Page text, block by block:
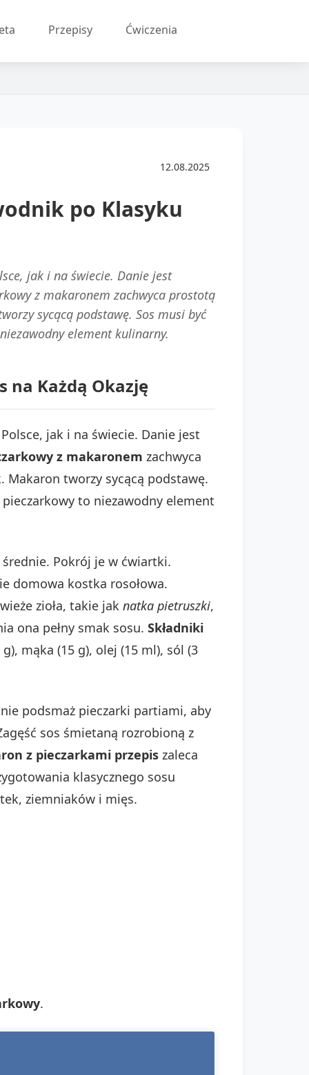
Przepisy Ćwiczenia
12.08.2025
po Klasyku
jak i na świecie. Danie jest
z makaronem zachwyca prostotą
sycącą podstawę. Sos musi być
element kulinarny.
na Każdą Okazję
jak i na świecie. Danie jest
z makaronem zachwyca
Makaron tworzy sycącą podstawę.
to niezawodny element
Pokrój je w ćwiartki.
domowa kostka rosołowa.
zioła, takie jak natka pietruszki,
ona pełny smak sosu. Składniki
mąka (15 g), olej (15 ml), sól (3
podsmaż pieczarki partiami, aby
sos śmietaną rozrobioną z
z pieczarkami przepis zaleca
klasycznego sosu
ziemniaków i mięs.
.